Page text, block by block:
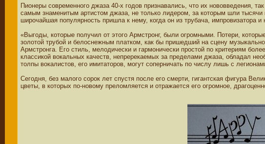
Пионеры современного джаза 40-х годов признавались, что их нововведения,
самым знаменитым артистом джаза, не только лидером, за которым шли
широчайшая популярность пришла к нему, когда он из трубача, импровизатора
«Выгоды, которые получил от этого Армстронг, были огромными. Потери,
золотой трубой и белоснежным платком, как бы пришедший на сцену
Армстронга. Его стиль, мелодически и гармонически простой по критериям
классикой вокальных качеств, непререкаемых за пределами джаза, обладал
толпы вокалистов, его имитаторов, могут соперничать по числу лишь с
Сегодня, без малого сорок лет спустя после его смерти, гигантская фигура
цветы, в которых по-новому преломляется и отражается его огромное,